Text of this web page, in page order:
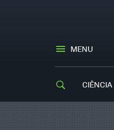
MENU
CIÊNCIA